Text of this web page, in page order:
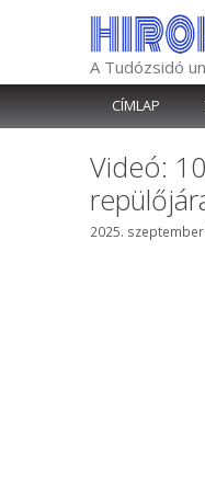
A Tudózsidó
CÍMLAP
Videó:
2025.